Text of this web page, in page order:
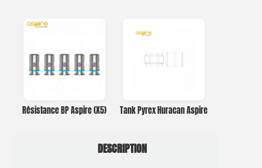
Résistance BP Aspire (X5) Tank Pyrex Huracan Aspire
DESCRIPTION